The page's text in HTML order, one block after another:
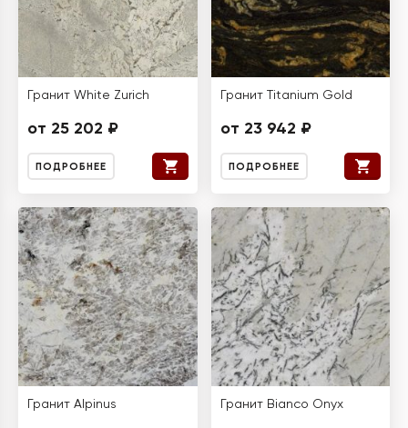
Гранит White Zurich
от 25 202 ₽
ПОДРОБНЕЕ
Гранит Titanium Gold
от 23 942 ₽
ПОДРОБНЕЕ
Гранит Alpinus Гранит Bianco Onyx